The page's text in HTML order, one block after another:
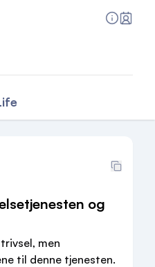
og
men
til denne tjenesten.